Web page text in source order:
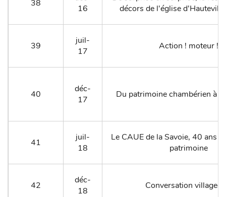
38
16
décors de l'église
39
juil-
17
Action ! moteur !
40
déc-
17
Du patrimoine chambérien à
41
juil-
18
Le CAUE de la Savoie, 40 ans
patrimoine
42
déc-
18
Conversation